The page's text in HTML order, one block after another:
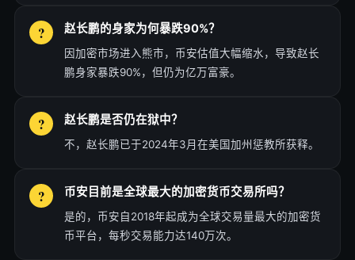
赵长鹏的身家为何暴跌90%？
因加密市场进入熊市，币安估值大幅缩水，导致赵长
鹏身家暴跌90%，但仍为亿万富豪。
赵长鹏是否仍在狱中？
不，赵长鹏已于2024年3月在美国加州惩教所获释。
币安目前是全球最大的加密货币交易所吗？
是的，币安自2018年起成为全球交易量最大的加密货
币平台，每秒交易能力达140万次。